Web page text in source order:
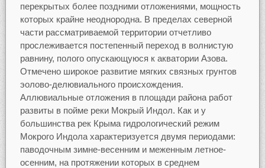
перекрытых более поздними отложениями, мощность
которых крайне неоднородна. В пределах северной
части рассматриваемой территории отчетливо
прослеживается постепенный переход в волнистую
равнину, полого опускающуюся к акватории Азова.
Отмечено широкое развитие мягких связных грунтов
эолово-делювиального происхождения.
Аллювиальные отложения в площади района работ
развиты в пойме реки Мокрый Индол. Как и у
большинства рек Крыма гидрологический режим
Мокрого Индола характеризуется двумя периодами:
паводочным зимне-весенним и меженным летное-
осенним, на протяжении которых в среднем